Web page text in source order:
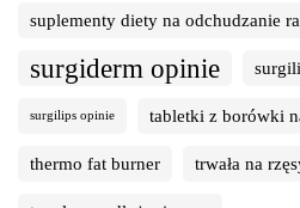
suplementy diety na odchudzanie
surgiderm opinie
surgilips opinie tabletki z borówki
thermo fat burner trwała na